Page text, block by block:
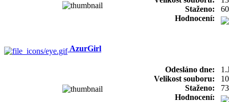
Staženo:
Hodnocení:
AzurGirl
Odesláno dne:
Velikost souboru:
Staženo:
Hodnocení: